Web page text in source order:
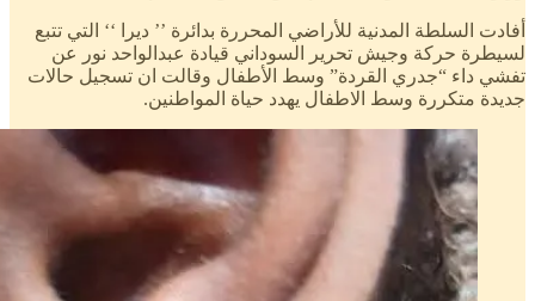
أفادت السلطة المدنية للأراضي المحررة بدائرة ’’ ديرا ‘‘ التي تتبع
لسيطرة حركة وجيش تحرير السوداني قيادة عبدالواحد نور عن
تفشي داء “جدري القردة” وسط الأطفال وقالت ان تسجيل حالات
جديدة متكررة وسط الاطفال يهدد حياة المواطنين.